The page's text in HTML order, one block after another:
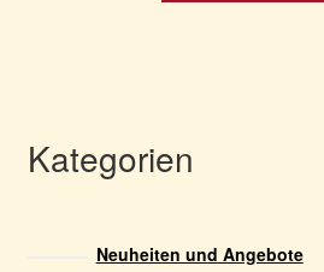
Kategorien
Neuheiten und Angebote